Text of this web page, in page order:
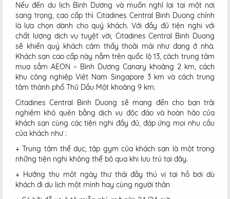
Nếu đến du lịch Bình Dương và muốn nghỉ lại tại một nơi
sang trọng, cao cấp thì Citadines Central Binh Duong chính
là lựa chọn dành cho quý khách. Với đầy đủ tiện nghi với
chất lượng dịch vụ tuyệt vời, Citadines Central Binh Duong
sẽ khiến quý khách cảm thấy thoải mái như đang ở nhà.
Khách sạn cao cấp này nằm trên quốc lộ 13, cách trung tâm
mua sắm AEON – Bình Dương Canary khoảng 2 km, cách
khu công nghiệp Việt Nam Singapore 3 km và cách trung
tâm thành phố Thủ Dầu Một khoảng 9 km.
Citadines Central Binh Duong sẽ mang đến cho bạn trải
nghiệm khó quên bằng dịch vụ độc đáo và hoàn hảo của
khách sạn cùng các tiện nghi đầy đủ, đáp ứng mọi nhu cầu
của khách như :
+ Trung tâm thể dục, tập gym của khách sạn là một trong
những tiện nghi không thể bỏ qua khi lưu trú tại đây.
+ Hưởng thụ một ngày thư thái đầy thú vị tại hồ bơi dù
khách đi du lịch một mình hay cùng người thân